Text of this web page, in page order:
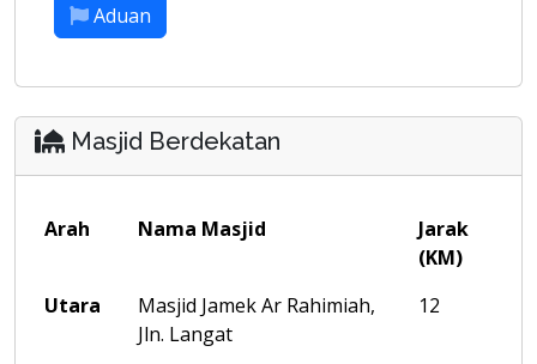
Aduan
Masjid Berdekatan
Arah Nama Masjid
Jarak
(KM)
Utara
Masjid Jamek Ar Rahimiah,
Jln. Langat
12